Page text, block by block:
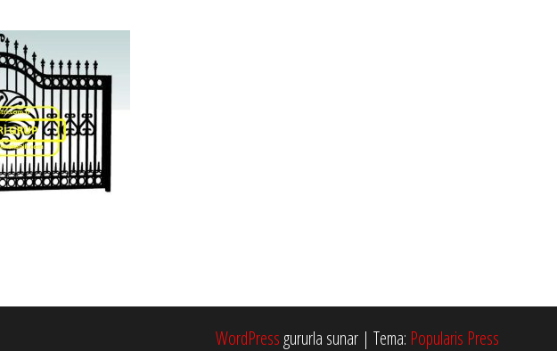
WordPress gururla sunar | Tema: Popularis Press